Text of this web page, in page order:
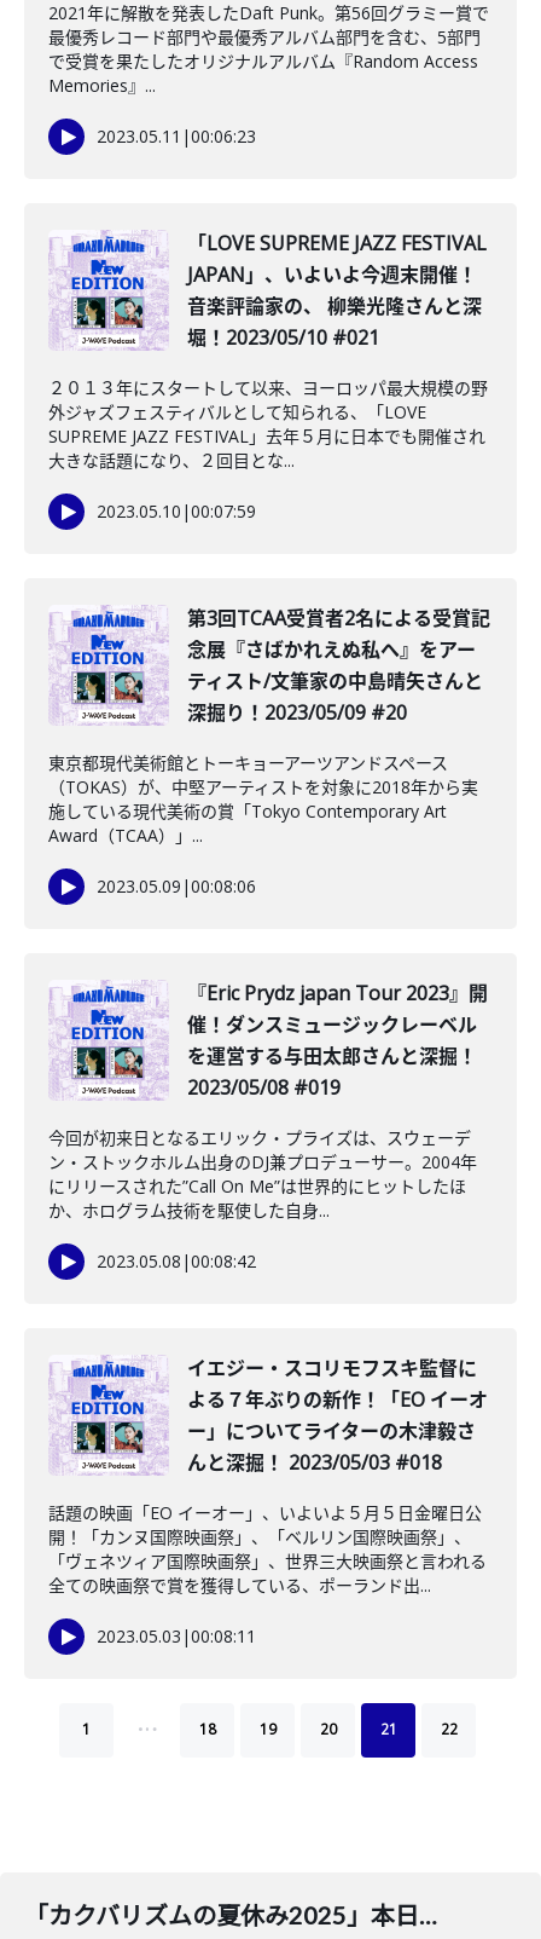
2021年に解散を発表したDaft Punk。第56回グラミー賞で
最優秀レコード部門や最優秀アルバム部門を含む、5部門
で受賞を果たしたオリジナルアルバム『Random Access
Memories』...
2023.05.11 |00:06:23
「LOVE SUPREME JAZZ FESTIVAL
JAPAN」、いよいよ今週末開催！
音楽評論家の、 柳樂光隆さんと深
堀！2023/05/10 #021
２０１３年にスタートして以来、ヨーロッパ最大規模の野
外ジャズフェスティバルとして知られる、「LOVE
SUPREME JAZZ FESTIVAL」去年５月に日本でも開催され
大きな話題になり、２回目とな...
2023.05.10 |00:07:59
第3回TCAA受賞者2名による受賞記
念展『さばかれえぬ私へ』をアー
ティスト/文筆家の中島晴矢さんと
深掘り！2023/05/09 #20
東京都現代美術館とトーキョーアーツアンドスペース
（TOKAS）が、中堅アーティストを対象に2018年から実
施している現代美術の賞「Tokyo Contemporary Art
Award（TCAA）」...
2023.05.09 |00:08:06
『Eric Prydz japan Tour 2023』開
催！ダンスミュージックレーベル
を運営する与田太郎さんと深掘！
2023/05/08 #019
今回が初来日となるエリック・プライズは、スウェーデ
ン・ストックホルム出身のDJ兼プロデューサー。2004年
にリリースされた”Call On Me”は世界的にヒットしたほ
か、ホログラム技術を駆使した自身...
2023.05.08 |00:08:42
イエジー・スコリモフスキ監督に
よる７年ぶりの新作！「EO イーオ
ー」についてライターの木津毅さ
んと深掘！ 2023/05/03 #018
話題の映画「EO イーオー」、いよいよ５月５日金曜日公
開！「カンヌ国際映画祭」、「ベルリン国際映画祭」、
「ヴェネツィア国際映画祭」、世界三大映画祭と言われる
全ての映画祭で賞を獲得している、ポーランド出...
2023.05.03 |00:08:11
1 … 18 19 20 21 22
「カクバリズムの夏休み2025」本日開催！ライターの松永良平さんと深堀り！ 2025/8/20 #467